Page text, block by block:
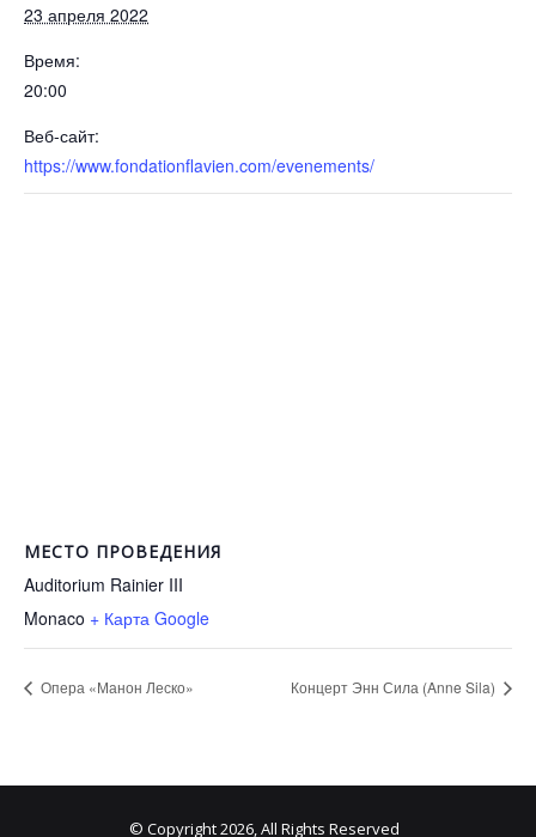
23 апреля 2022
Время:
20:00
Веб-сайт:
https://www.fondationflavien.com/evenements/
МЕСТО ПРОВЕДЕНИЯ
Auditorium Rainier III
Monaco + Карта Google
Опера «Манон Леско» Концерт Энн Сила (Anne Sila)
© Copyright 2026, All Rights Reserved